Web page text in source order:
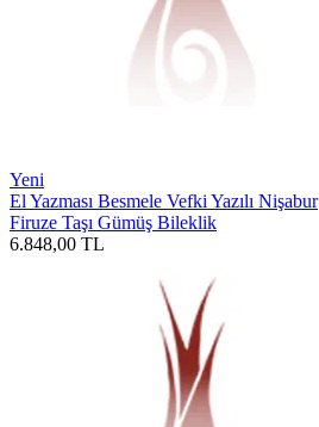
Yeni
El Yazması Besmele Vefki Yazılı Nişabur
Firuze Taşı Gümüş Bileklik
6.848,00 TL